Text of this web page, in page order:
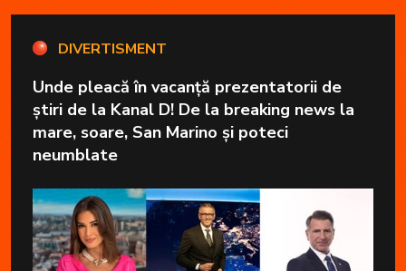
DIVERTISMENT
Unde pleacă în vacanță prezentatorii de
știri de la Kanal D! De la breaking news la
mare, soare, San Marino și poteci
neumblate